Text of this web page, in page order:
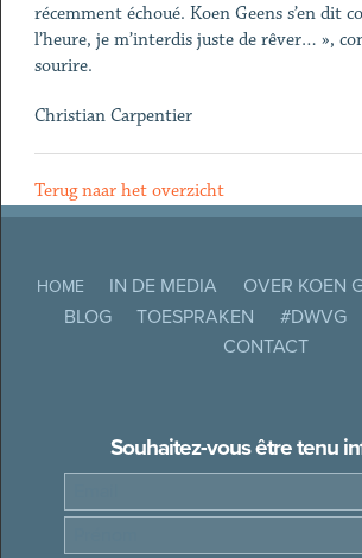
récemment échoué. Koen Geens s’en dit
l’heure, je m’interdis juste de rêver… »,
sourire.
Christian Carpentier
Terug naar het overzicht
HOME IN DE MEDIA OVER KOEN
BLOG
TOESPRAKEN #DWVG
CONTACT
Souhaitez-vous être tenu